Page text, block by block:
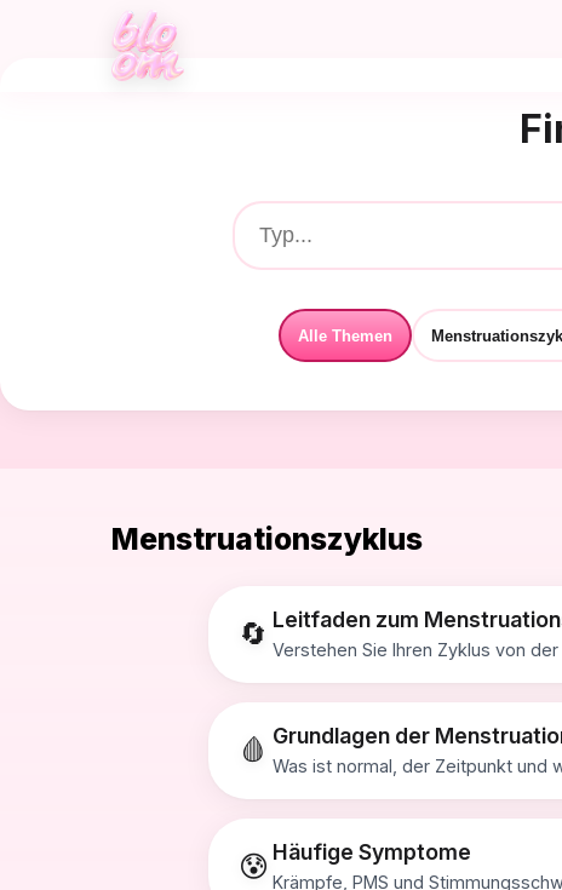
Alle Themen
Menstruationszyklus
🔄 Leitfaden zum
Verstehen Sie Ihren Zyklus von
🩸 Grundlagen der
Was ist normal, der Zeitpunkt und
😰 Häufige Symptome
Krämpfe, PMS und